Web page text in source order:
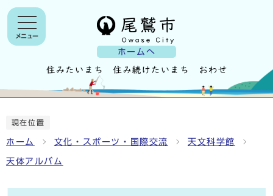
ホームへ
メニュー
現在位置
ホーム 文化・スポーツ・国際交流 天文科学館
天体アルバム